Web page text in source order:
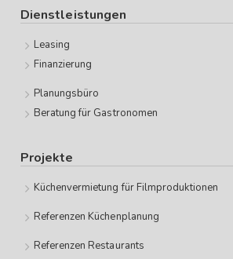
Dienstleistungen
Leasing
Finanzierung
Planungsbüro
Beratung für Gastronomen
Projekte
Küchenvermietung für Filmproduktionen
Referenzen Küchenplanung
Referenzen Restaurants